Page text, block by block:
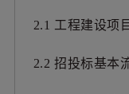
2.1 工程建设项
2.2 招投标基本